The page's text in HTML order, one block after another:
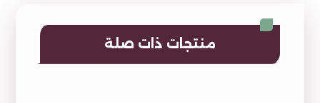
منتجات ذات صلة